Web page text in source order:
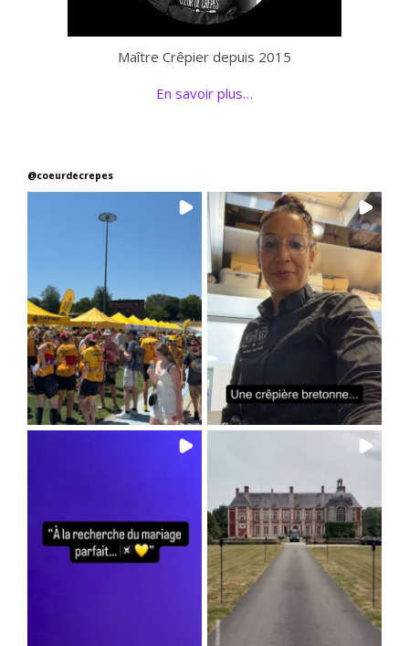
Maître Crêpier depuis 2015
En savoir plus…
@coeurdecrepes